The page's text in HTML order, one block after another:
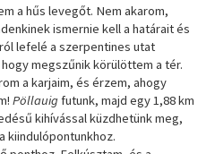
a hűs levegőt. Nem akarom,
ismernie kell a határait és
lefelé a szerpentines utat
megszűnik körülöttem a tér.
a karjaim, és érzem, ahogy
Pöllauigfutunk, majd egy 1,88 km
kihívással küzdhetünk meg,
kiindulópontunkhoz.